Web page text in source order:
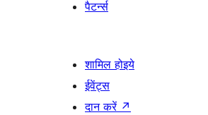
पैटर्न्स
शामिल होइये
ईवेंट्स
दान करें ↗